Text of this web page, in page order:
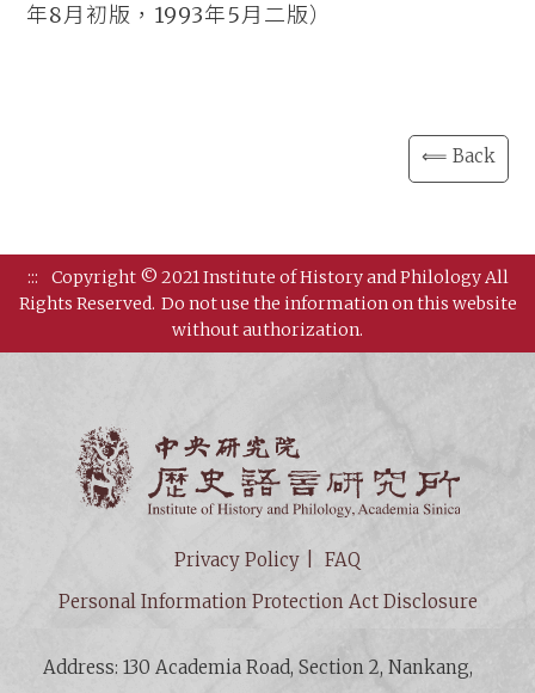
年8月初版，1993年5月二版）
⟸ Back
:::
Copyright © 2021 Institute of History and Philology All
Rights Reserved. Do not use the information on this website
without authorization.
Privacy Policy
FAQ
Personal Information Protection Act Disclosure
Address: 130 Academia Road, Section 2, Nankang,